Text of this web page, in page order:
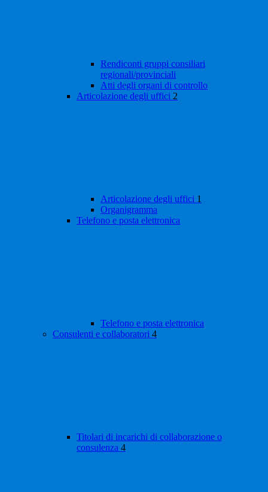
Rendiconti gruppi consiliari
regionali/provinciali
Atti degli organi di controllo
Articolazione degli uffici 2
Articolazione degli uffici 1
Organigramma
Telefono e posta elettronica
Telefono e posta elettronica
Consulenti e collaboratori 4
Titolari di incarichi di collaborazione o
consulenza 4